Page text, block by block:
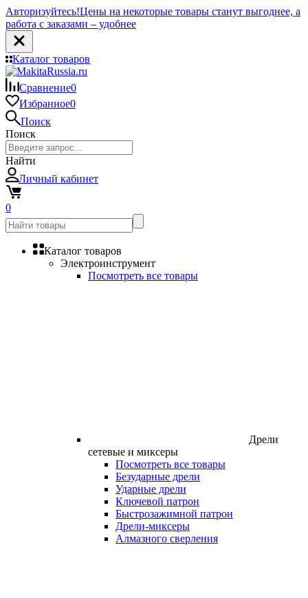
Авторизуйтесь!Цены на некоторые товары станут выгоднее, а
работа с заказами – удобнее
Каталог товаров
Сравнение0
Избранное0
Поиск
Поиск
Найти
Личный кабинет
0
Каталог товаров
Электроинструмент
Посмотреть все товары
Дрели
сетевые и миксеры
Посмотреть все товары
Безударные дрели
Ударные дрели
Ключевой патрон
Быстрозажимной патрон
Дрели-миксеры
Алмазного сверления